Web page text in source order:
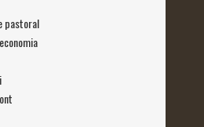
pastoral